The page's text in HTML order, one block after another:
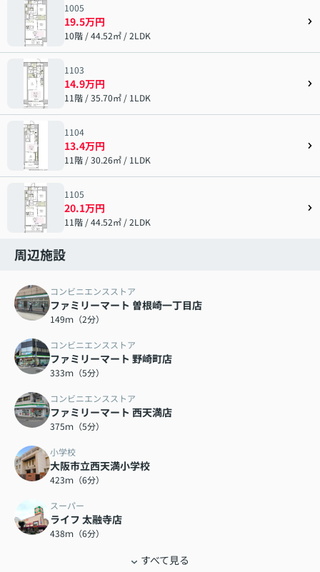
1005
19.5万円
10階 / 44.52㎡ / 2LDK
1103
14.9万円
11階 / 35.70㎡ / 1LDK
1104
13.4万円
11階 / 30.26㎡ / 1LDK
1105
20.1万円
11階 / 44.52㎡ / 2LDK
周辺施設
コンビニエンスストア
ファミリーマート 曽根崎一丁目店
149ｍ（2分）
コンビニエンスストア
ファミリーマート 野崎町店
333ｍ（5分）
コンビニエンスストア
ファミリーマート 西天満店
375ｍ（5分）
小学校
大阪市立西天満小学校
423ｍ（6分）
スーパー
ライフ 太融寺店
438ｍ（6分）
すべて見る